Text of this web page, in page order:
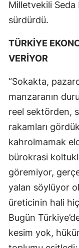
Milletvekili Seda
sürdürdü.
TÜRKİYE
VERİYOR
“Sokakta,
manzaranın
reel sektörden,
rakamları
kahrolmamak
bürokrasi
göremiyor,
yalan söylüyor
üreticinin hali
Bugün
kesim yok,